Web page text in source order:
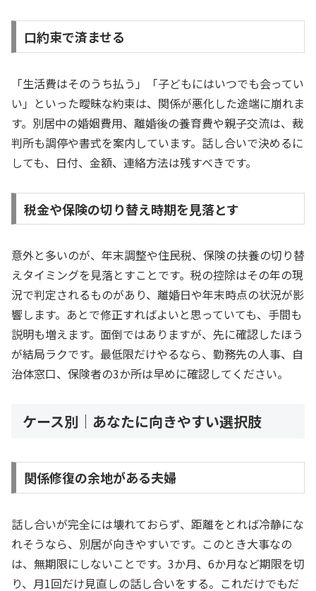
口約束で済ませる
「生活費はそのうち払う」「子どもにはいつでも会ってい
い」といった曖昧な約束は、関係が悪化した途端に崩れま
す。別居中の婚姻費用、離婚後の養育費や親子交流は、裁
判所も調停や書式を案内しています。話し合いで決めるに
しても、日付、金額、連絡方法は残すべきです。
税金や保険の切り替え時期を見落とす
意外と多いのが、年末調整や住民税、保険の扶養の切り替
えタイミングを見落とすことです。税の控除はその年の現
況で判定されるものがあり、離婚日や年末時点の状況が影
響します。あとで修正すればよいと思っていても、手間も
説明も増えます。面倒ではありますが、先に確認したほう
が結局ラクです。最低限だけやるなら、勤務先の人事、自
治体窓口、保険者の3か所は早めに確認してください。
ケース別｜あなたに向きやすい選択肢
関係修復の余地がある夫婦
話し合いが完全には壊れておらず、距離をとれば冷静にな
れそうなら、別居が向きやすいです。このとき大事なの
は、無期限にしないことです。3か月、6か月など期限を切
り、月1回だけ見直しの話し合いをする。これだけでもだ